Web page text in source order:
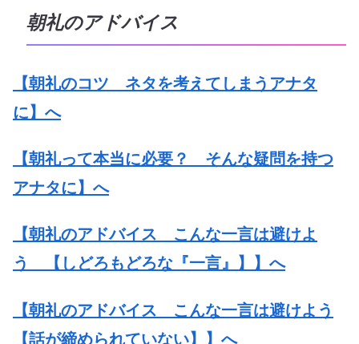
朝礼のアドバイス
【朝礼のコツ ネタを考えてしまうアナタ
に】へ
【朝礼って本当に必要？ そんな疑問を持つ
アナタに】へ
【朝礼のアドバイス こんな一言は避けよ
う 【しどろもどろな『一言』】】へ
【朝礼のアドバイス こんな一言は避けよう
【話が締められていない】】へ